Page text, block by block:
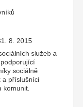
8. 2015
služeb a
sociálně
a příslušníci
komunit.